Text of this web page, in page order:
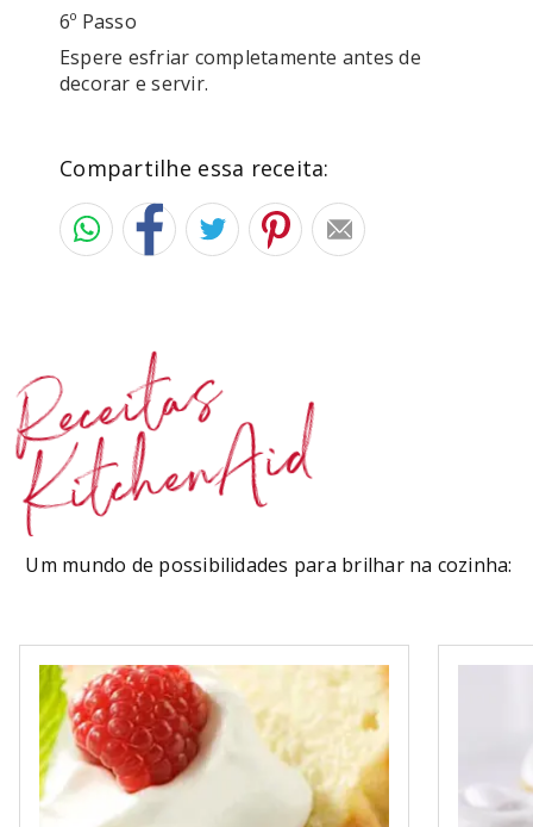
6º Passo
Espere esfriar completamente antes de
decorar e servir.
Compartilhe essa receita:
Receitas
KitchenAid
Um mundo de possibilidades para brilhar na cozinha: